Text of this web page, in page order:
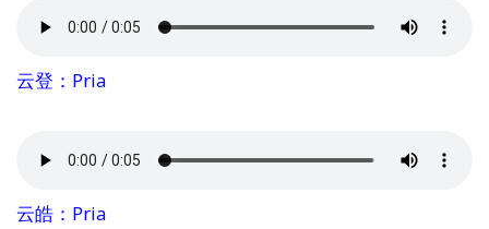
云登：Pria
云皓：Pria